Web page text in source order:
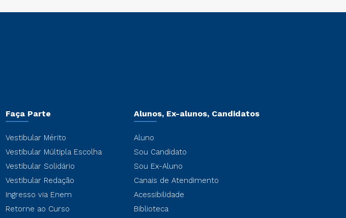
Faça Parte
Vestibular Mérito
Vestibular Múltipla Escolha
Vestibular Solidário
Vestibular Redação
Ingresso via Enem
Retorne ao Curso
Alunos, Ex-alunos, Candidatos
Aluno
Sou Candidato
Sou Ex-Aluno
Canais de Atendimento
Acessibilidade
Biblioteca